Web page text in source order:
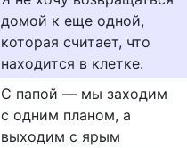
домой к еще одной,
которая считает, что
находится в клетке.
С папой — мы заходим
с одним планом, а
выходим с ярым